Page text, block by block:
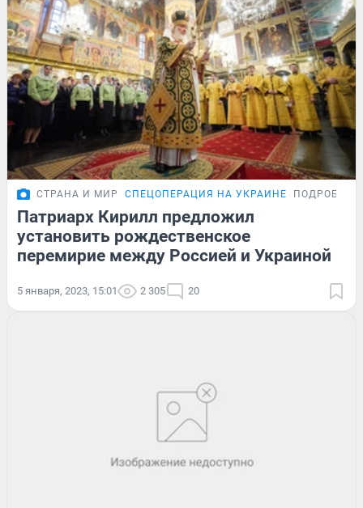
СТРАНА И МИР СПЕЦОПЕРАЦИЯ НА УКРАИНЕ
Патриарх Кирилл предложил
установить рождественское
перемирие между Россией и Украиной
5 января, 2023, 15:01 2 305 20